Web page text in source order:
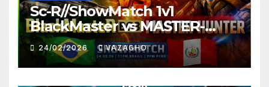
Sc-R//ShowMatch 1v1
BlackMaster vs MASTER-
HUNTER
24/02/2026 VAZAGHO